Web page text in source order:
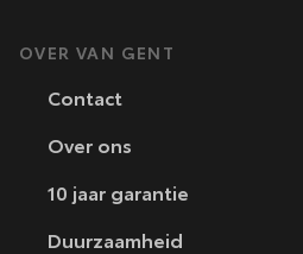
OVER VAN GENT
Contact
Over ons
10 jaar garantie
Duurzaamheid